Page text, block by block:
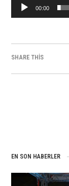
00:00
SHARE THIS
EN SON HABERLER